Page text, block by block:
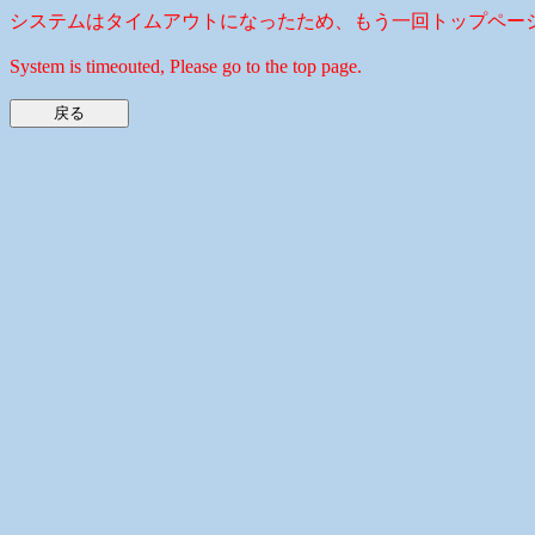
システムはタイムアウトになったため、もう一回トップペー
System is timeouted, Please go to the top page.